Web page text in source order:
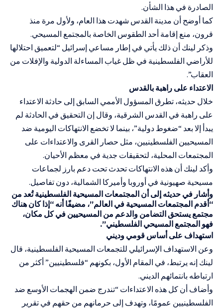
الصادرة في هذا الشأن.
كما أوضح أن مدينة القدس شهدت هذا العام، ولأول مرة منذ
قرون، منع إقامة أحد الطقوس الخاصة بالمجتمع المسيحي.
وذكر لينك أن ذلك يأتي في إطار مساعي إسرائيل “لتعميق احتلالها
للأراضي الفلسطينية في ظل غياب المساءلة الدولية والإفلات من
العقاب”.
الاعتداء على راهبة بالقدس
خلال حديثه، تطرق المسؤول الأممي السابق إلى حادثة الاعتداء
على راهبة في القدس الشرقية، وقال إن التحقيق في الحادثة لم
يبدأ إلا بعد “ضغوط دولية”، بينما لا تخضع الانتهاكات اليومية ضد
المسيحيين الفلسطينيين، مثل حصار القرى والاعتداءات على
المجتمعات المحلية، لتحقيقات جدية في معظم الأحيان.
وأكد لينك أن هذه الانتهاكات تحدث تحت دعم بارز لجماعات
مسيحية صهيونية في أوروبا وأميركا الشمالية، دون تفاصيل.
وأشار في حديثه إلى أن المجتمعات المسيحية الفلسطينية تُعد من
“أقدم المجتمعات المسيحية في العالم”، مضيفًا أنه “إذا كان هناك
مجتمع يستحق التضامن والدعم من المسيحيين في كل مكان،
فهو المجتمع المسيحي الفلسطيني”.
استهداف على أساس قومي وديني
وعن الاستهداف الإسرائيلي للتجمعات المسيحية الفلسطينية، قال
لينك إنه يرتبط، في المقام الأول، بكونهم “فلسطينيين” أكثر من
ارتباطه بانتمائهم الديني.
وأضاف أن كل هذه الاعتداءات “تندرج ضمن الهجمات الأوسع ضد
الفلسطينيين عمومًا، وتهدف إلى حرمانهم من حقهم في تقرير